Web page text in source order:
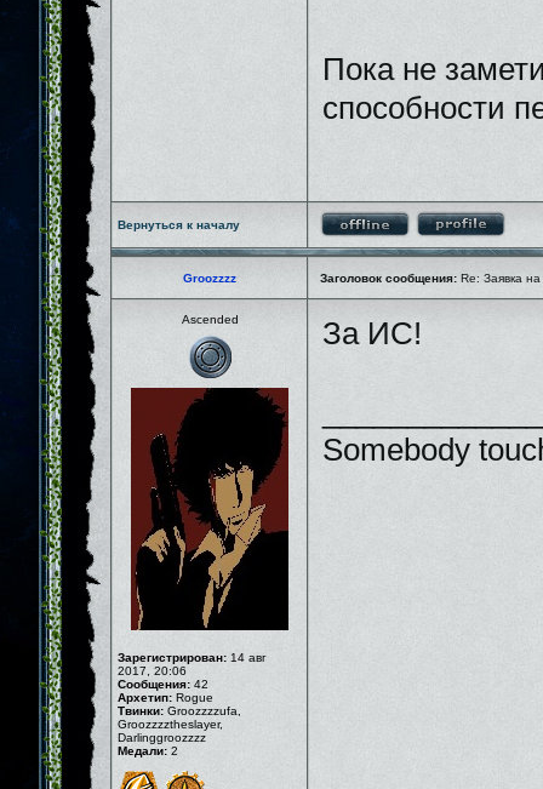
Пока не
способности
Вернуться к началу
Groozzzz Заголовок сообщения: Re: Заявка
Ascended
Зарегистрирован: 14 авг
2017, 20:06
Сообщения: 42
Архетип: Rogue
Твинки: Groozzzzufa,
Groozzzztheslayer,
Darlinggroozzzz
Медали: 2
За ИС!
Somebody